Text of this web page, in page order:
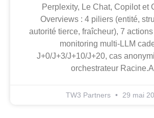
Perplexity, Le Chat, Copilot et
Overviews : 4 piliers (entité,
autorité tierce, fraîcheur), 7
monitoring multi-LLM
J+0/J+3/J+10/J+20, cas
orchestrateur
TW3 Partners 29 mai